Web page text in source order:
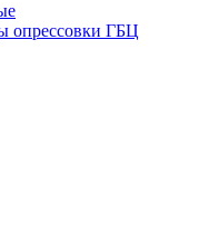
опрессовки ГБЦ